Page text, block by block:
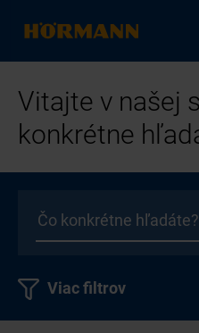
Vitajte v našej
konkrétne
Viac filtrov